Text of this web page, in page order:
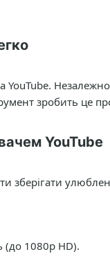
Незалежно
зробить це
YouTube
зберігати
(до 1080p HD).